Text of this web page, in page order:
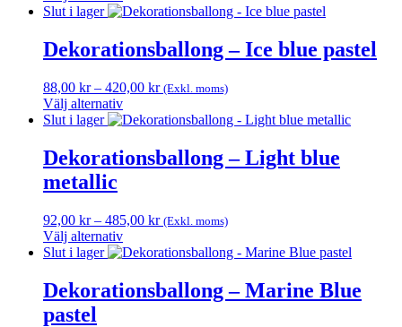
olika
kan
väljas
på
produktsidan
till
Den
produkten
har
varianter.
De
olika
kan
väljas
på
Slut i lager
Dekorationsballong – Ice blue pastel
88,00 kr – 420,00 krPrisintervall:
till
(Exkl. moms)
Välj alternativ
Den
produkten
har
flera
De
olika
alternativen
kan
väljas
på
produktsidan
Slut i lager
Dekorationsballong – Light blue
metallic
92,00 kr – 485,00 krPrisintervall:
till
(Exkl. moms)
Välj alternativ
Den
produkten
har
flera
Slut i lager
Dekorationsballong – Marine Blue
pastel